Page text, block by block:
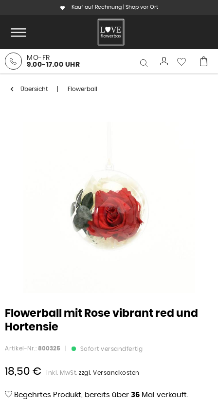
Kauf auf Rechnung | Shop vor Ort
MO-FR
9.00-17.00 UHR
Übersicht Flowerball
Flowerball mit Rose vibrant red und
Hortensie
Artikel-Nr.: 800325 Sofort versandfertig
18,50 € inkl. MwSt. zzgl. Versandkosten
Begehrtes Produkt, bereits über 36 Mal verkauft.